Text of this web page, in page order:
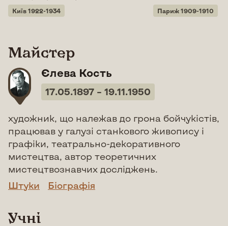
Київ 1922-1934 Париж 1909-1910
Майстер
Єлева Кость
17.05.1897 – 19.11.1950
художник, що належав до грона бойчукістів,
працював у галузі станкового живопису і
графіки, театрально-декоративного
мистецтва, автор теоретичних
мистецтвознавчих досліджень.
Штуки
Біографія
Учні